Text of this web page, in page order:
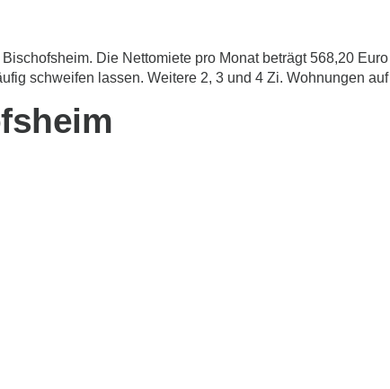
Die Nettomiete pro Monat beträgt 568,20
schweifen lassen. Weitere 2, 3 und 4 Zi. Wohnungen auf